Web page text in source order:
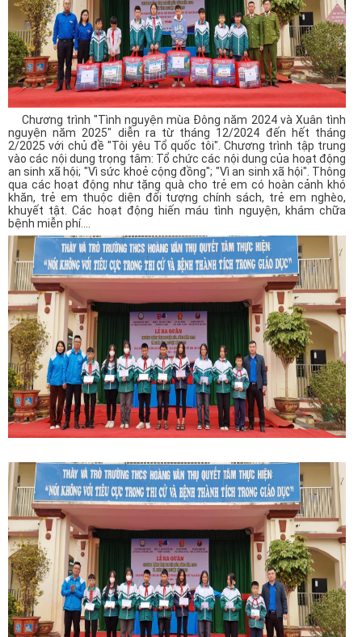
Chương trình "Tình nguyện mùa Đông năm 2024 và Xuân tình
nguyện năm 2025" diễn ra từ tháng 12/2024 đến hết tháng
2/2025 với chủ đề "Tôi yêu Tổ quốc tôi". Chương trình tập trung
vào các nội dung trọng tâm: Tổ chức các nội dung của hoạt động
an sinh xã hội; "Vì sức khoẻ cộng đồng"; "Vì an sinh xã hội". Thông
qua các hoạt động như tặng quà cho trẻ em có hoàn cảnh khó
khăn, trẻ em thuộc diện đối tượng chính sách, trẻ em nghèo,
khuyết tật. Các hoạt động hiến máu tình nguyện, khám chữa
bệnh miễn phí....